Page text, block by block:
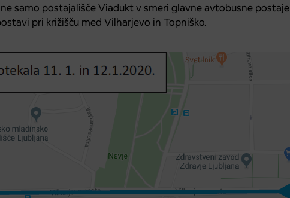
samo postajališče Viadukt v smeri glavne avtobusne postaje
pri križišču med Vilharjevo in Topniško.